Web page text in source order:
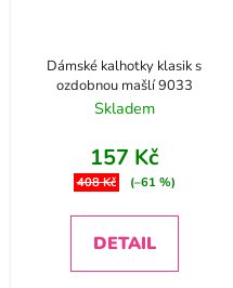
Dámské kalhotky klasik s
ozdobnou mašlí 9033
Skladem
157 Kč
408 Kč (–61 %)
DETAIL